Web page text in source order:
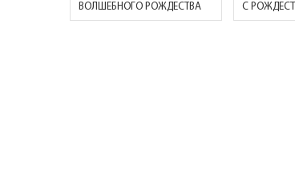
ВОЛШЕБНОГО РОЖДЕСТВА С